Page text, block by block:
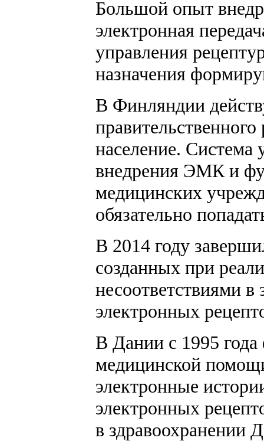
Большой опыт
электронная
управления
назначения
В Финляндии
население. Система
внедрения ЭМК и
медицинских
обязательно
В 2014 году
созданных при
несоответствиями
электронных
В Дании с 1995
медицинской
электронные
электронных
в здравоохранении